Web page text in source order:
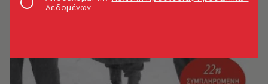
Δεδομένων